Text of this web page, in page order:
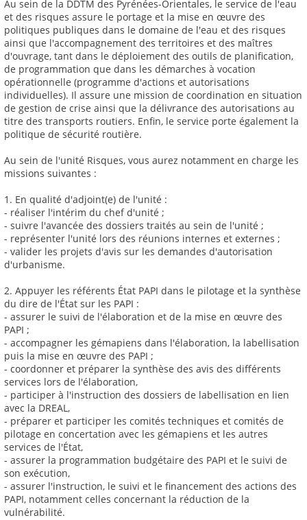
Au sein de la DDTM des Pyrénées-Orientales, le service de l'eau
et des risques assure le portage et la mise en œuvre des
politiques publiques dans le domaine de l'eau et des risques
ainsi que l'accompagnement des territoires et des maîtres
d'ouvrage, tant dans le déploiement des outils de planification,
de programmation que dans les démarches à vocation
opérationnelle (programme d'actions et autorisations
individuelles). Il assure une mission de coordination en situation
de gestion de crise ainsi que la délivrance des autorisations au
titre des transports routiers. Enfin, le service porte également la
politique de sécurité routière.
Au sein de l'unité Risques, vous aurez notamment en charge les
missions suivantes :
1. En qualité d'adjoint(e) de l'unité :
- réaliser l'intérim du chef d'unité ;
- suivre l'avancée des dossiers traités au sein de l'unité ;
- représenter l'unité lors des réunions internes et externes ;
- valider les projets d'avis sur les demandes d'autorisation
d'urbanisme.
2. Appuyer les référents État PAPI dans le pilotage et la synthèse
du dire de l'État sur les PAPI :
- assurer le suivi de l'élaboration et de la mise en œuvre des
PAPI ;
- accompagner les gémapiens dans l'élaboration, la labellisation
puis la mise en œuvre des PAPI ;
- coordonner et préparer la synthèse des avis des différents
services lors de l'élaboration,
- participer à l'instruction des dossiers de labellisation en lien
avec la DREAL,
- préparer et participer les comités techniques et comités de
pilotage en concertation avec les gémapiens et les autres
services de l'État,
- assurer la programmation budgétaire des PAPI et le suivi de
son exécution,
- assurer l'instruction, le suivi et le financement des actions des
PAPI, notamment celles concernant la réduction de la
vulnérabilité.